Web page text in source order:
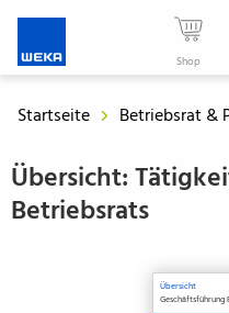
-
Der
für
Ihren
beruflichen
Shop
Startseite Betriebsrat &
Übersicht:
Betriebsrats
Übersicht